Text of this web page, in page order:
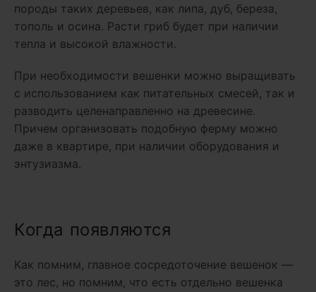
породы таких деревьев, как липа, дуб, береза,
тополь и осина. Расти гриб будет при наличии
тепла и высокой влажности.
При необходимости вешенки можно выращивать
с использованием как питательных смесей, так и
разводить целенаправленно на древесине.
Причем организовать подобную ферму можно
даже в квартире, при наличии оборудования и
энтузиазма.
Когда появляются
Как помним, главное сосредоточение вешенок —
это лес, но помним, что есть отдельно вешенка